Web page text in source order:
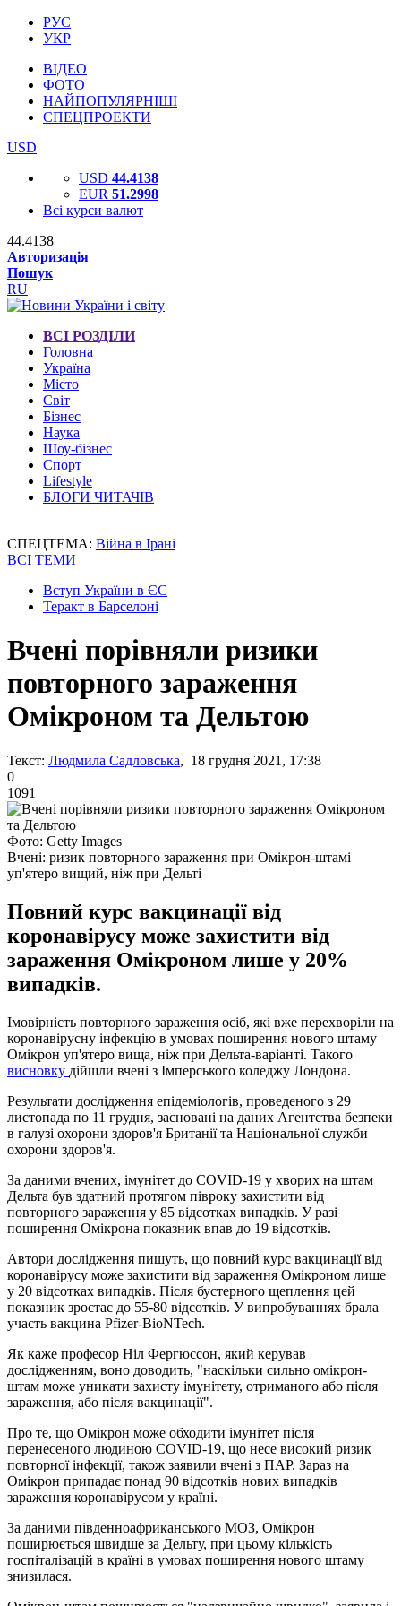
РУС
УКР
ВІДЕО
ФОТО
НАЙПОПУЛЯРНІШІ
СПЕЦПРОЕКТИ
USD
USD 44.4138
EUR 51.2998
Всі курси валют
44.4138
Авторизація
Пошук
RU
ВСІ РОЗДІЛИ
Головна
Україна
Місто
Світ
Бізнес
Наука
Шоу-бізнес
Спорт
Lifestyle
БЛОГИ ЧИТАЧІВ
СПЕЦТЕМА: Війна в Ірані
ВСІ ТЕМИ
Вступ України в ЄС
Теракт в Барселоні
Вчені порівняли ризики
повторного зараження
Омікроном та Дельтою
Текст: Людмила Садловська, 18 грудня 2021, 17:38
0
1091
Фото: Getty Images
Вчені: ризик повторного зараження при Омікрон-штамі
уп'ятеро вищий, ніж при Дельті
Повний курс вакцинації від
коронавірусу може захистити від
зараження Омікроном лише у 20%
випадків.
Імовірність повторного зараження осіб, які вже перехворіли на
коронавірусну інфекцію в умовах поширення нового штаму
Омікрон уп'ятеро вища, ніж при Дельта-варіанті. Такого
висновку дійшли вчені з Імперського коледжу Лондона.
Результати дослідження епідеміологів, проведеного з 29
листопада по 11 грудня, засновані на даних Агентства безпеки
в галузі охорони здоров'я Британії та Національної служби
охорони здоров'я.
За даними вчених, імунітет до COVID-19 у хворих на штам
Дельта був здатний протягом півроку захистити від
повторного зараження у 85 відсотках випадків. У разі
поширення Омікрона показник впав до 19 відсотків.
Автори дослідження пишуть, що повний курс вакцинації від
коронавірусу може захистити від зараження Омікроном лише
у 20 відсотках випадків. Після бустерного щеплення цей
показник зростає до 55-80 відсотків. У випробуваннях брала
участь вакцина Pfizer-BioNTech.
Як каже професор Ніл Фергюссон, який керував
дослідженням, воно доводить, "наскільки сильно омікрон-
штам може уникати захисту імунітету, отриманого або після
зараження, або після вакцинації".
Про те, що Омікрон може обходити імунітет після
перенесеного людиною COVID-19, що несе високий ризик
повторної інфекції, також заявили вчені з ПАР. Зараз на
Омікрон припадає понад 90 відсотків нових випадків
зараження коронавірусом у країні.
За даними південноафриканського МОЗ, Омікрон
поширюється швидше за Дельту, при цьому кількість
госпіталізацій в країні в умовах поширення нового штаму
знизилася.